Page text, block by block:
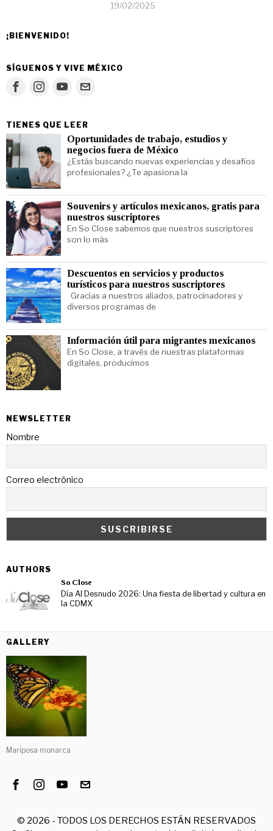
19/02/2025
¡BIENVENIDO!
SÍGUENOS Y VIVE MÉXICO
TIENES QUE LEER
Oportunidades de trabajo, estudios y
negocios fuera de México
¿Estás buscando nuevas experiencias y desafíos
profesionales? ¿Te apasiona la
Souvenirs y artículos mexicanos, gratis para
nuestros suscriptores
En So Close sabemos que nuestros suscriptores
son lo más
Descuentos en servicios y productos
turísticos para nuestros suscriptores
Gracias a nuestros aliados, patrocinadores y
diversos programas de
Información útil para migrantes mexicanos
En So Close, a través de nuestras plataformas
digitales, producimos
NEWSLETTER
Nombre
Correo electrónico
AUTHORS
So Close
Día Al Desnudo 2026: Una fiesta de libertad y cultura en
la CDMX
GALLERY
Mariposa monarca
© 2026 - TODOS LOS DERECHOS ESTÁN RESERVADOS